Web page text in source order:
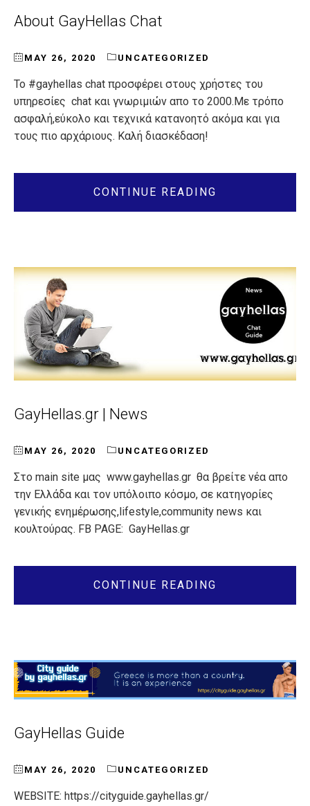
About GayHellas Chat
MAY 26, 2020 UNCATEGORIZED
Το #gayhellas chat προσφέρει στους χρήστες του
υπηρεσίες chat και γνωριμιών απο το 2000.Με τρόπο
ασφαλή,εύκολο και τεχνικά κατανοητό ακόμα και για
τους πιο αρχάριους. Καλή διασκέδαση!
CONTINUE READING
GayHellas.gr | News
MAY 26, 2020 UNCATEGORIZED
Στο main site μας www.gayhellas.gr θα βρείτε νέα απο
την Ελλάδα και τον υπόλοιπο κόσμο, σε κατηγορίες
γενικής ενημέρωσης,lifestyle,community news και
κουλτούρας. FB PAGE: GayHellas.gr
CONTINUE READING
GayHellas Guide
MAY 26, 2020 UNCATEGORIZED
WEBSITE: https://cityguide.gayhellas.gr/